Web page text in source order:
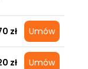
zł Umów
zł Umów